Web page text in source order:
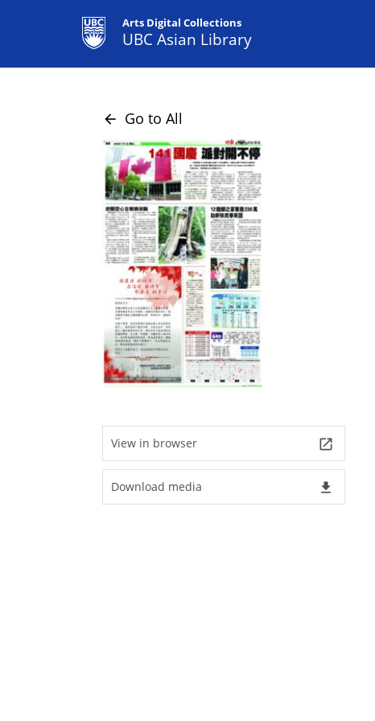
Arts Digital Collections
UBC Asian Library
arrow_back Go to All
View in browser launch
Download media file_download